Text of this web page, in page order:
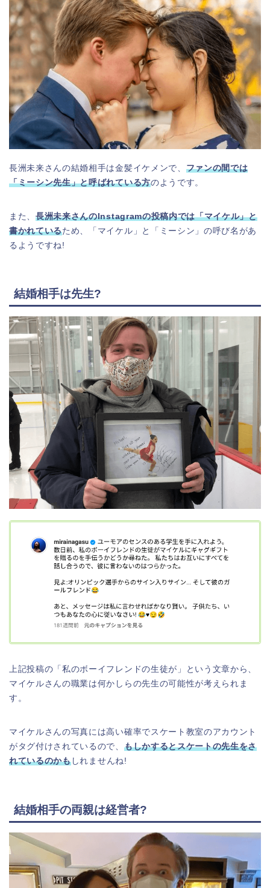
長洲未来さんの結婚相手は金髪イケメンで、 ファンの間では
「ミーシン先生」と呼ばれている方のようです。
また、長洲未来さんのInstagramの投稿内では「マイケル」と
書かれているため、「マイケル」と「ミーシン」の呼び名があ
るようですね!
結婚相手は先生?
上記投稿の「私のボーイフレンドの生徒が」という文章から、
マイケルさんの職業は何かしらの先生の可能性が考えられま
す。
マイケルさんの写真には高い確率でスケート教室のアカウント
がタグ付けされているので、 もしかするとスケートの先生をさ
れているのかもしれませんね!
結婚相手の両親は経営者?